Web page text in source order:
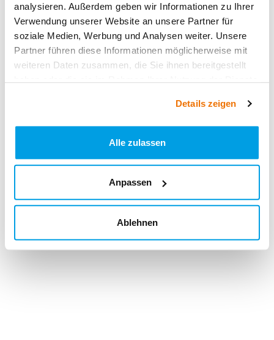
analysieren. Außerdem geben wir Informationen zu Ihrer
Verwendung unserer Website an unsere Partner für
soziale Medien, Werbung und Analysen weiter. Unsere
Partner führen diese Informationen möglicherweise mit
weiteren Daten zusammen, die Sie ihnen bereitgestellt
Details zeigen
Alle zulassen
Anpassen
Ablehnen